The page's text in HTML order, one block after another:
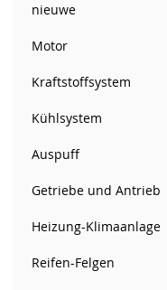
nieuwe
Motor
Kraftstoffsystem
Kühlsystem
Auspuff
Getriebe und Antrieb
Heizung-Klimaanlage
Reifen-Felgen